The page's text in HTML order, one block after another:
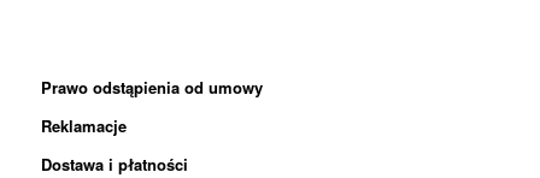
Prawo odstąpienia od umowy
Reklamacje
Dostawa i płatności